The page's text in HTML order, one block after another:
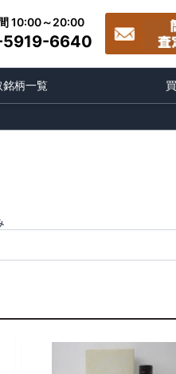
10:00～20:00
6640
銘柄一覧